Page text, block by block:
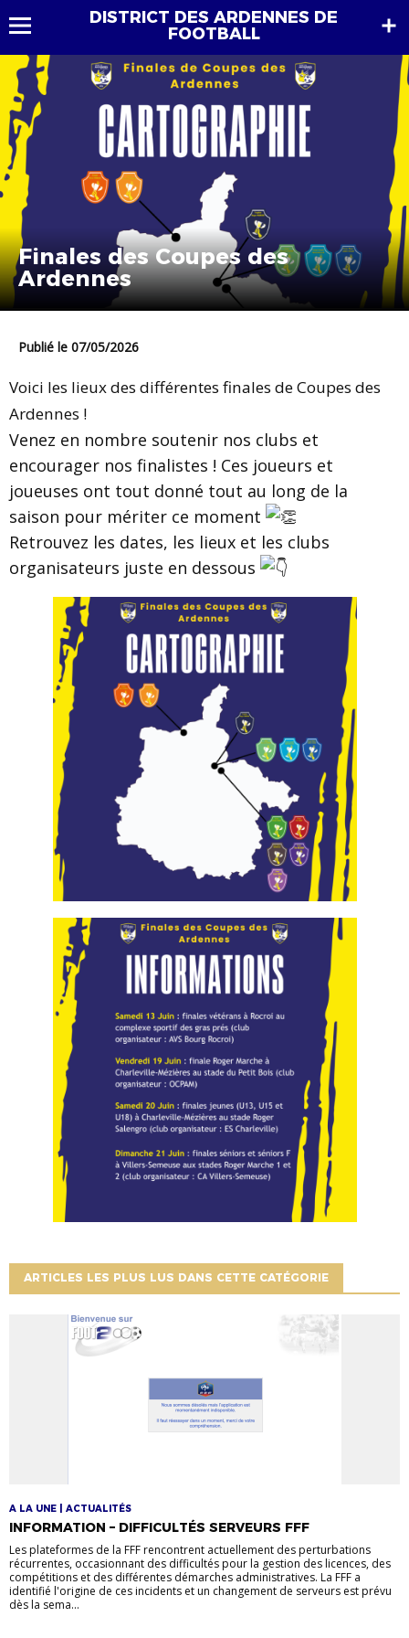
DISTRICT DES ARDENNES DE
FOOTBALL
Finales des Coupes des
Ardennes
Publié le 07/05/2026
Voici les lieux des différentes finales de Coupes des
Ardennes !
Venez en nombre soutenir nos clubs et
encourager nos finalistes ! Ces joueurs et
joueuses ont tout donné tout au long de la
saison pour mériter ce moment
Retrouvez les dates, les lieux et les clubs
organisateurs juste en dessous
ARTICLES LES PLUS LUS DANS CETTE CATÉGORIE
A LA UNE | ACTUALITÉS
INFORMATION – DIFFICULTÉS SERVEURS FFF
Les plateformes de la FFF rencontrent actuellement des perturbations
récurrentes, occasionnant des difficultés pour la gestion des licences, des
compétitions et des différentes démarches administratives. La FFF a
identifié l'origine de ces incidents et un changement de serveurs est prévu
dès la sema...